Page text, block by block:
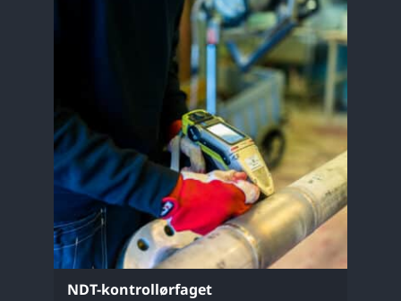
NDT-kontrollørfaget